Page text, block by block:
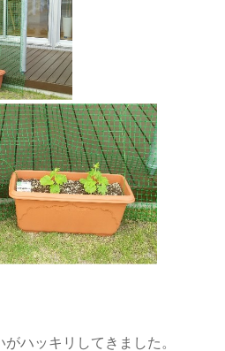
ハッキリしてきました。